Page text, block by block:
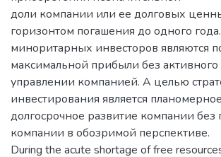
доли компании или ее долговых
горизонтом погашения до одного
миноритарных инвесторов являются
максимальной прибыли без активного
управлении компанией. А целью
инвестирования является
долгосрочное развитие компании
компании в обозримой перспективе.
During the acute shortage of free